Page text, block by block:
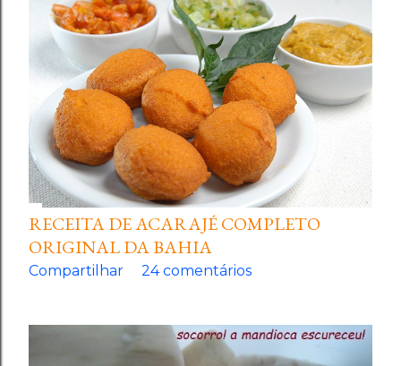
RECEITA DE ACARAJÉ COMPLETO
ORIGINAL DA BAHIA
Compartilhar 24 comentários